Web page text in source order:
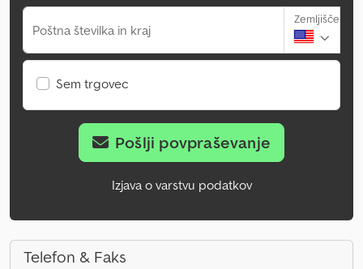
Poštna številka in kraj
Zemljišče
Sem trgovec
Pošlji povpraševanje
Izjava o varstvu podatkov
Telefon & Faks